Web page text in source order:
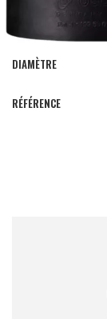
DIAMÈTRE
RÉFÉRENCE